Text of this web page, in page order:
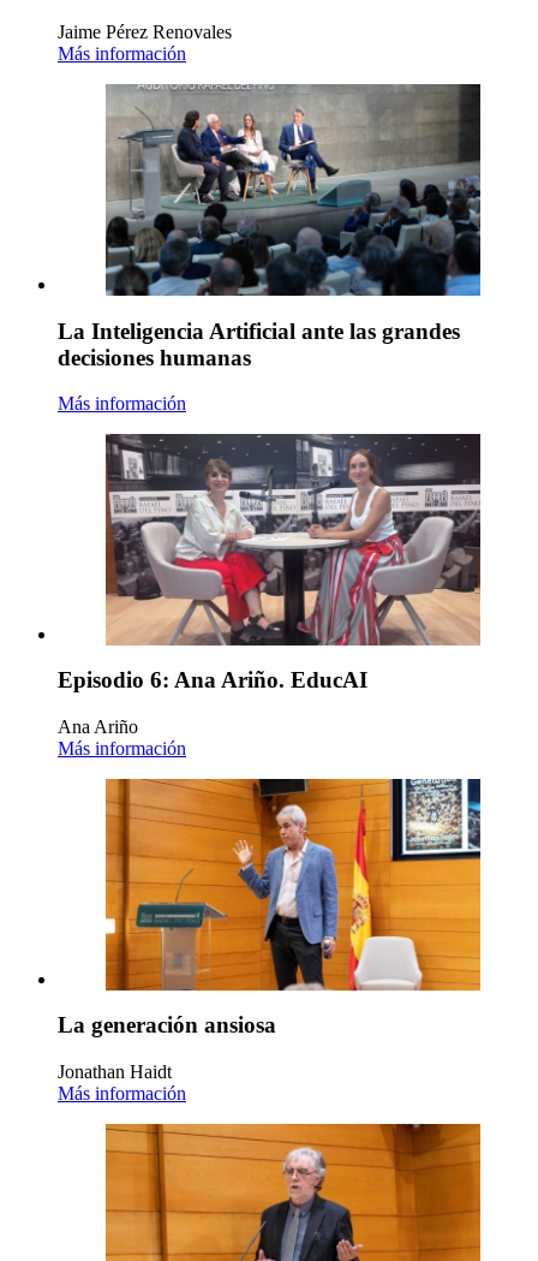
Jaime Pérez Renovales
Más información
La Inteligencia Artificial ante las grandes
decisiones humanas
Más información
Episodio 6: Ana Ariño. EducAI
Ana Ariño
Más información
La generación ansiosa
Jonathan Haidt
Más información